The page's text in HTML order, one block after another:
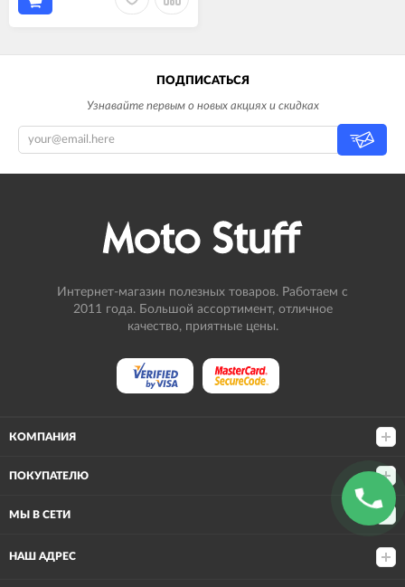
ПОДПИСАТЬСЯ
Узнавайте первым о новых акциях и скидках
Интернет-магазин полезных товаров. Работаем с
2011 года. Большой ассортимент, отличное
качество, приятные цены.
КОМПАНИЯ
ПОКУПАТЕЛЮ
МЫ В СЕТИ
НАШ АДРЕС